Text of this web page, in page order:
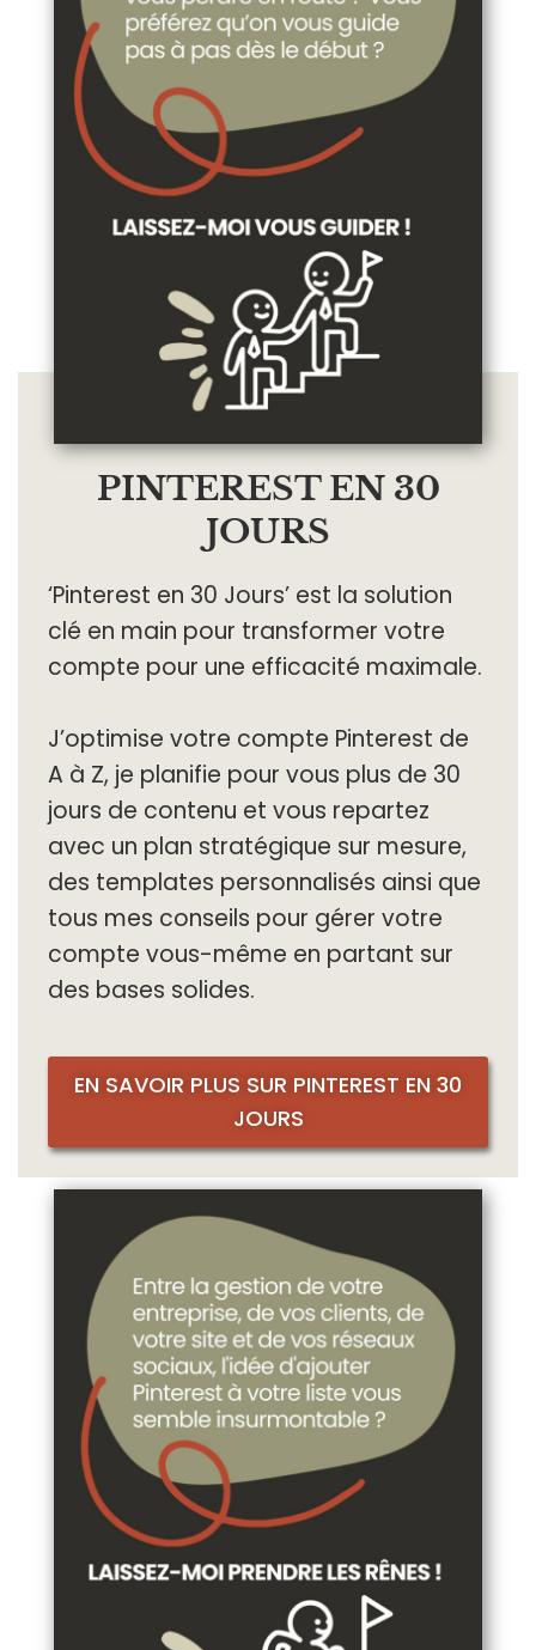
PINTEREST EN 30
JOURS
‘Pinterest en 30 Jours’ est la solution
clé en main pour transformer votre
compte pour une efficacité maximale.
J’optimise votre compte Pinterest de
A à Z, je planifie pour vous plus de 30
jours de contenu et vous repartez
avec un plan stratégique sur mesure,
des templates personnalisés ainsi que
tous mes conseils pour gérer votre
compte vous-même en partant sur
des bases solides.
EN SAVOIR PLUS SUR PINTEREST EN 30
JOURS